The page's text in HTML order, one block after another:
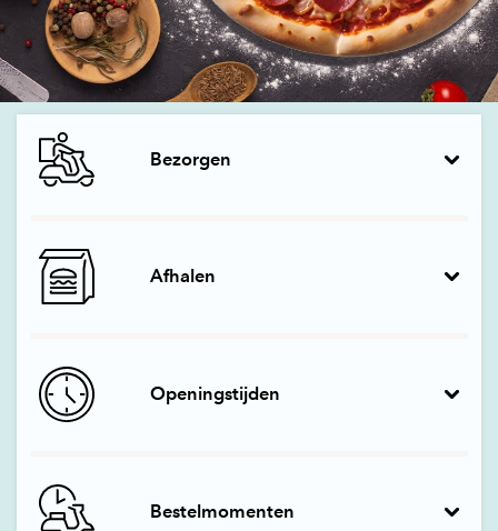
Bezorgen
Afhalen
Openingstijden
Bestelmomenten